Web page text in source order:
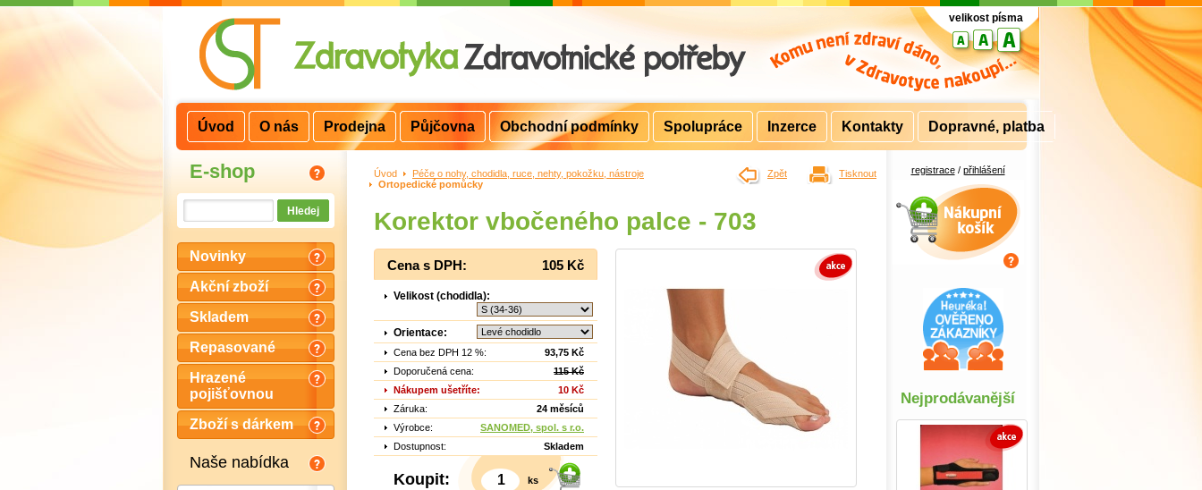
E-shop
Novinky
Akční zboží
Skladem
Repasované
Hrazené
pojišťovnou
Zboží s dárkem
Naše nabídka
Úvod > Péče o nohy, chodidla, ruce, nehty, pokožku, nástroje
Ortopedické pomůcky
Korektor vbočeného palce - 703
Cena s DPH: 105 Kč
Velikost (chodidla):
Orientace:
Cena bez DPH 12 %:
93,75 Kč
Doporučená cena:
115 Kč
Nákupem ušetříte:
10 Kč
Záruka:
24 měsíců
Výrobce:
SANOMED, spol. s r.o.
Dostupnost:
Skladem
Koupit: ks
registrace/ přihlášení
Nákupní košík
velikost písma
Tisknout
Zpět
Nejprodávanější
Úvod O nás Prodejna Půjčovna Obchodní podmínky Spolupráce Inzerce Kontakty Dopravné, platba